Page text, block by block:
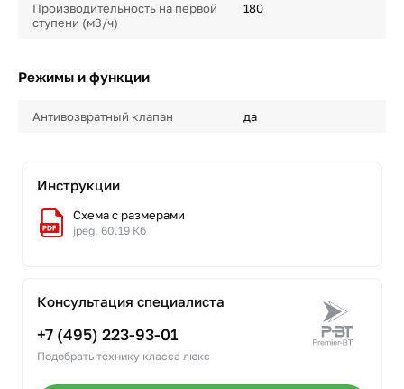
Производительность на первой
ступени (м3/ч)
180
Режимы и функции
Антивозвратный клапан да
Инструкции
Схема с размерами
jpeg, 60.19 Кб
Консультация специалиста
+7 (495) 223-93-01
Подобрать технику класса люкс